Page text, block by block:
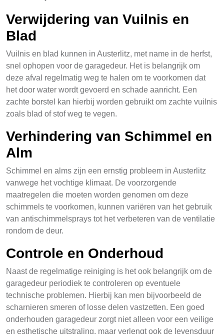
Verwijdering van Vuilnis en
Blad
Vuilnis en blad kunnen in Austerlitz, met name in de herfst,
snel ophopen voor de garagedeur. Het is belangrijk om
deze afval regelmatig weg te halen om te voorkomen dat
het door water wordt gevoerd en schade aanricht. Een
zachte borstel kan hierbij worden gebruikt om zachte vuilnis
zoals blad of stof weg te vegen.
Verhindering van Schimmel en
Alm
Schimmel en alms zijn een ernstig probleem in Austerlitz
vanwege het vochtige klimaat. De voorzorgende
maatregelen die moeten worden genomen om deze
schimmels te voorkomen, kunnen variëren van het gebruik
van antischimmelsprays tot het verbeteren van de ventilatie
rondom de deur.
Controle en Onderhoud
Naast de regelmatige reiniging is het ook belangrijk om de
garagedeur periodiek te controleren op eventuele
technische problemen. Hierbij kan men bijvoorbeeld de
scharnieren smeren of losse delen vastzetten. Een goed
onderhouden garagedeur zorgt niet alleen voor een veilige
en esthetische uitstraling, maar verlengt ook de levensduur